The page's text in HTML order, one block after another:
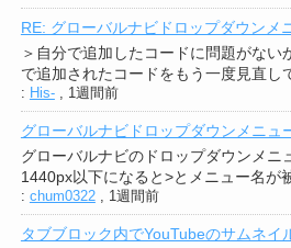
RE: グローバルナビドロップダウンメ
＞自分で追加したコードに問題がない
で追加されたコードをもう一度見直し
: His-, 1週間前
グローバルナビドロップダウンメニュ
グローバルナビのドロップダウンメニ
1440px以下になると>とメニュー名が
: chum0322, 1週間前
タブブロック内でYouTubeのサムネイ